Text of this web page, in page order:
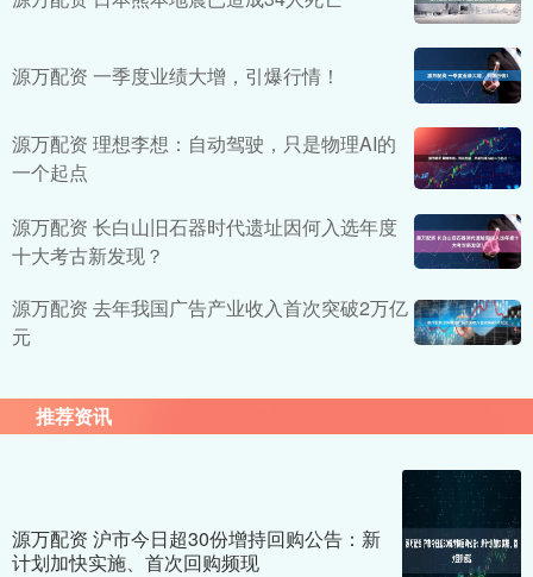
源万配资 一季度业绩大增，引爆行情！
源万配资 理想李想：自动驾驶，只是物理AI的
一个起点
源万配资 长白山旧石器时代遗址因何入选年度
十大考古新发现？
源万配资 去年我国广告产业收入首次突破2万亿
元
推荐资讯
源万配资 沪市今日超30份增持回购公告：新
计划加快实施、首次回购频现